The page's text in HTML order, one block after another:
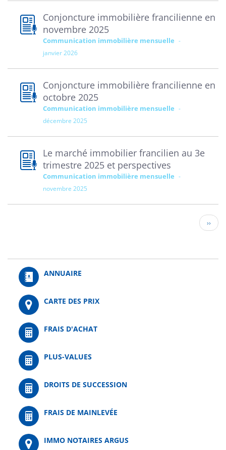
Conjoncture immobilière francilienne en
novembre 2025
Communication immobilière mensuelle
janvier 2026
Conjoncture immobilière francilienne en
octobre 2025
Communication immobilière mensuelle
décembre 2025
Le marché immobilier francilien au 3e
trimestre 2025 et perspectives
Communication immobilière mensuelle
novembre 2025
Page
››
ANNUAIRE
CARTE DES PRIX
FRAIS D'ACHAT
PLUS-VALUES
DROITS DE SUCCESSION
FRAIS DE MAINLEVÉE
IMMO NOTAIRES ARGUS